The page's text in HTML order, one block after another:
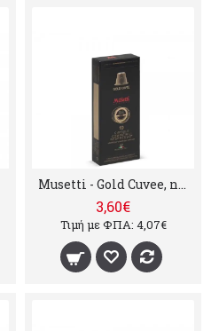
Musetti - Gold Cuvee, nespresso συμβατές κάψουλες καφέ, 10τμχ
3,60€
Τιμή με ΦΠΑ: 4,07€